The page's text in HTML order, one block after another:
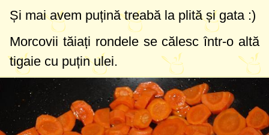
Și mai avem puțină treabă la plită și gata :)
Morcovii tăiați rondele se călesc într-o altă
tigaie cu puțin ulei.